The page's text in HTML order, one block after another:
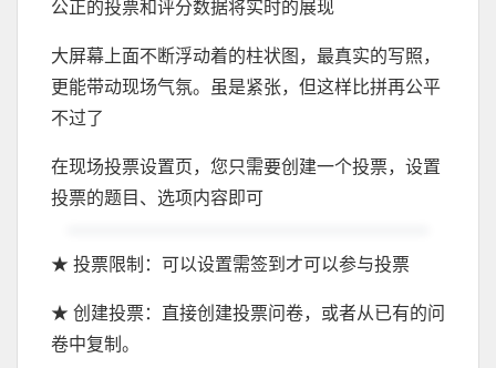
公正的投票和评分数据将实时的展现
大屏幕上面不断浮动着的柱状图，最真实的写照，
更能带动现场气氛。虽是紧张，但这样比拼再公平
不过了
在现场投票设置页，您只需要创建一个投票，设置
投票的题目、选项内容即可
★ 投票限制：可以设置需签到才可以参与投票
★ 创建投票：直接创建投票问卷，或者从已有的问
卷中复制。